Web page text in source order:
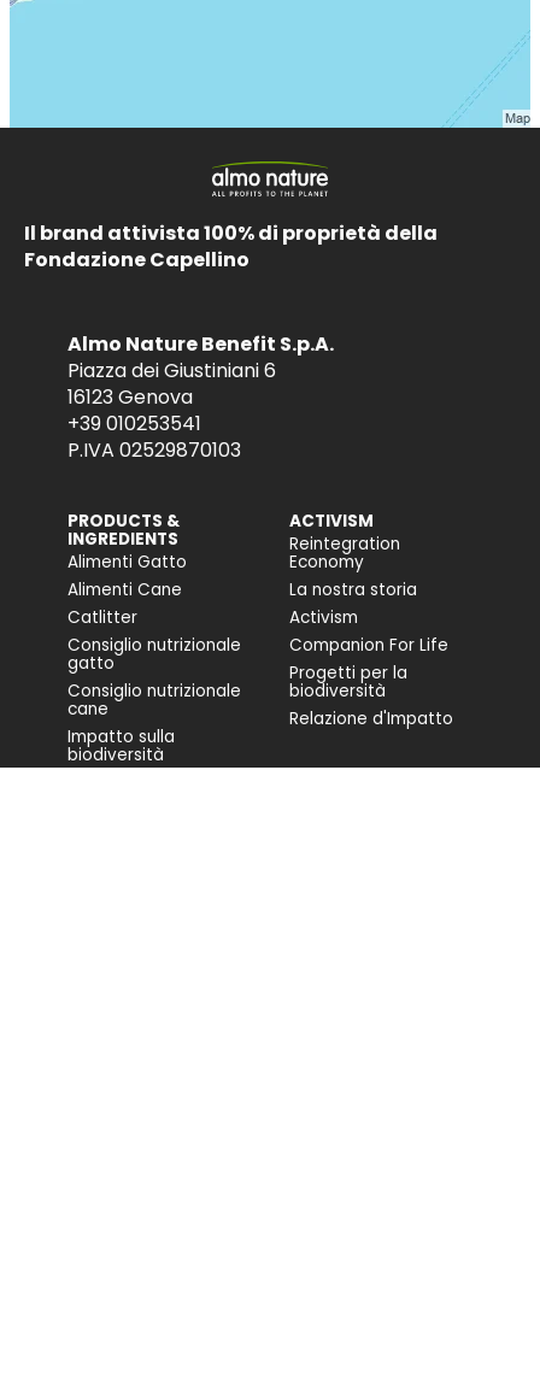
Il brand attivista 100% di proprietà della
Fondazione Capellino
Almo Nature Benefit S.p.A.
Piazza dei Giustiniani 6
16123 Genova
+39 010253541
P.IVA 02529870103
PRODUCTS &
INGREDIENTS
Alimenti Gatto
Alimenti Cane
Catlitter
Consiglio nutrizionale
gatto
Consiglio nutrizionale
cane
Impatto sulla
biodiversità
ACTIVISM
Reintegration
Economy
La nostra storia
Activism
Companion For Life
Progetti per la
biodiversità
Relazione d'Impatto